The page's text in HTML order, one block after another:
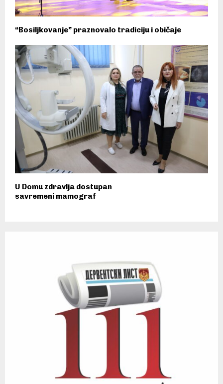
“Bosiljkovanje” praznovalo tradiciju i običaje
U Domu zdravlja dostupan
savremeni mamograf